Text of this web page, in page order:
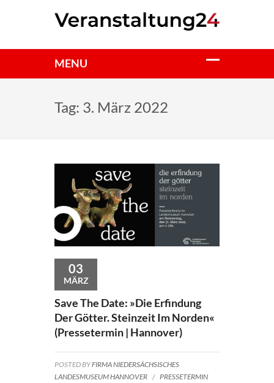
Tag: 3. März 2022
03
MÄRZ
Save The Date: »Die Erfindung
Der Götter. Steinzeit Im Norden«
(Pressetermin | Hannover)
POSTED BYFIRMA NIEDERSÄCHSISCHES
LANDESMUSEUM HANNOVER / PRESSETERMIN